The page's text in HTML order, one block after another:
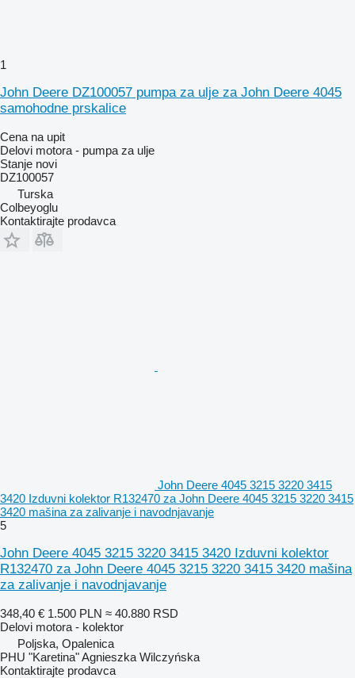
1
John Deere DZ100057 pumpa za ulje za John Deere 4045
samohodne prskalice
Cena na upit
Delovi motora - pumpa za ulje
Stanje novi
DZ100057
Turska
Colbeyoglu
Kontaktirajte prodavca
John Deere 4045 3215 3220 3415
3420 Izduvni kolektor R132470 za John Deere 4045 3215 3220 3415
3420 mašina za zalivanje i navodnjavanje
5
John Deere 4045 3215 3220 3415 3420 Izduvni kolektor
R132470 za John Deere 4045 3215 3220 3415 3420 mašina
za zalivanje i navodnjavanje
348,40 € 1.500 PLN ≈ 40.880 RSD
Delovi motora - kolektor
Poljska, Opalenica
PHU "Karetina" Agnieszka Wilczyńska
Kontaktirajte prodavca